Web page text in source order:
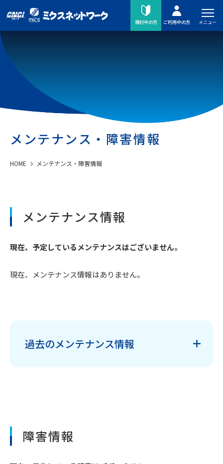
検討中の方 ご利用中の方 メニュー
メンテナンス・障害情報
HOME メンテナンス・障害情報
メンテナンス情報
現在、予定しているメンテナンスはございません。
現在、メンテナンス情報はありません。
過去のメンテナンス情報
障害情報